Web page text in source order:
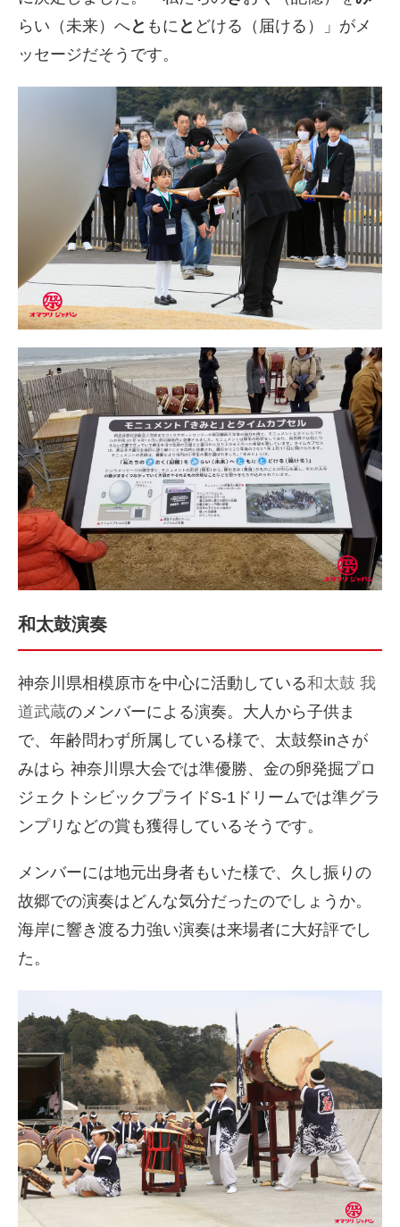
らい（未来）へと もに と どける（届ける）」がメ
ッセージだそうです。
和太鼓演奏
神奈川県相模原市を中心に活動している和太鼓 我
道武蔵のメンバーによる演奏。大人から子供ま
で、年齢問わず所属している様で、 太鼓祭inさが
みはら 神奈川県大会では準優勝、金の卵発掘プロ
ジェクトシビックプライドS-1ドリームでは準グラ
ンプリなどの賞も獲得しているそうです。
メンバーには地元出身者もいた様で、久し振りの
故郷での演奏はどんな気分だったのでしょうか。
海岸に響き渡る力強い演奏は来場者に大好評でし
た。